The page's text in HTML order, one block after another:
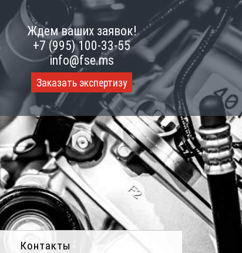
Ждем ваших заявок!
+7 (995) 100-33-55
info@fse.ms
Заказать экспертизу
Контакты